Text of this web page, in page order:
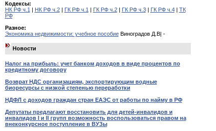
Кодексы:
НК РФ ч.1 | НК РФ ч.2| ГК РФ ч.1 | ГК РФ ч.2| ГК РФ ч.3| ГК РФ ч.4| ТК
РФ
Разное:
Экономика недвижимости: учебное пособиеВиноградов Д.В| -
Новости
Налог на прибыль: учет банком доходов в виде процентов по
кредитному договору
Возврат НДС организациям, экспортирующим водные
биоресурсы с низкой степенью переработки
НДФЛ с доходов граждан стран ЕАЭС от работы по найму в РФ
Депутаты предлагают восстановить для детей-инвалидов и
инвалидов I и II групп возможность воспользоваться правом на
внеконкурсное поступление в ВУЗы